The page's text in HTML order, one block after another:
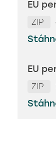
EU
ZIP
EU
ZIP